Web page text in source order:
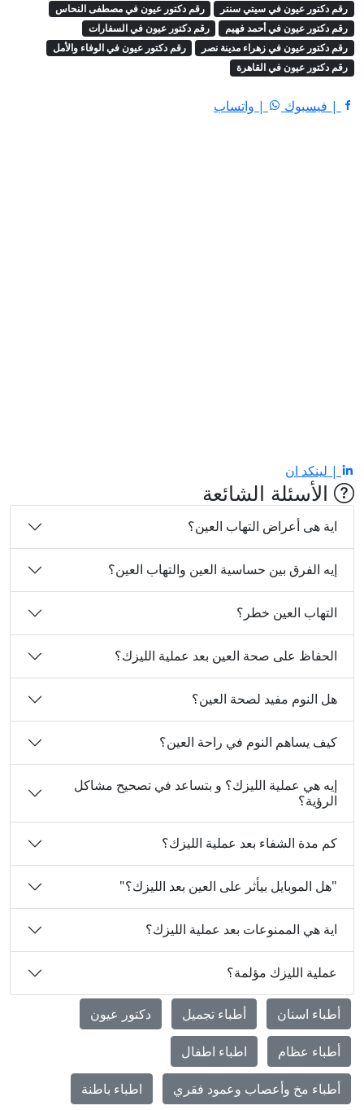
رقم دكتور عيون في سيتي سنتر
رقم دكتور عيون في مصطفى النحاس
رقم دكتور عيون في أحمد فهيم
رقم دكتور عيون في السفارات
رقم دكتور عيون في زهراء مدينة نصر
رقم دكتور عيون في الوفاء والأمل
رقم دكتور عيون في القاهرة
| فيسبوك | واتساب
| لينكد ان
الأسئلة الشائعة
اية هى أعراض التهاب العين؟
إيه الفرق بين حساسية العين والتهاب العين؟
التهاب العين خطر؟
الحفاظ على صحة العين بعد عملية الليزك؟
هل النوم مفيد لصحة العين؟
كيف يساهم النوم في راحة العين؟
إيه هي عملية الليزك؟ و بتساعد في تصحيح مشاكل
الرؤية؟
كم مدة الشفاء بعد عملية الليزك؟
"هل الموبايل بيأثر على العين بعد الليزك؟"
اية هي الممنوعات بعد عملية الليزك؟
عملية الليزك مؤلمة؟
أطباء اسنان أطباء تجميل دكتور عيون
أطباء عظام اطباء اطفال
أطباء مخ وأعصاب وعمود فقري اطباء باطنة